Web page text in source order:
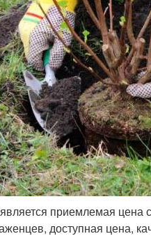
приемлемая цена
доступная цена,